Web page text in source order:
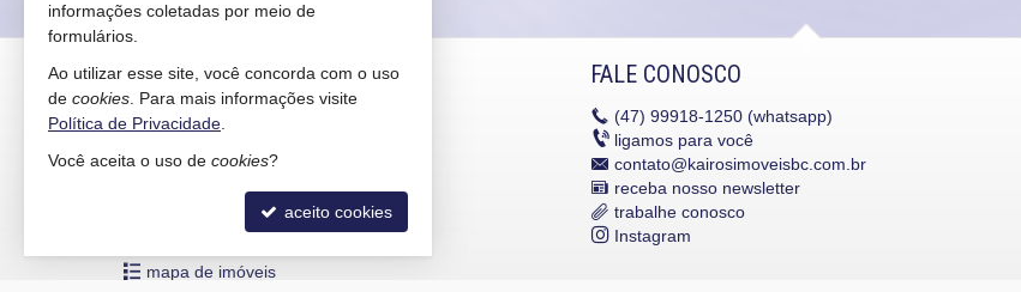
KAIRÓS IMÓVEIS
Rua 1121, 100
Balneário Camboriú /
mapa google
indicadores financeiros
mapa de imóveis
FALE CONOSCO
(47) 99918-1250 (whatsapp)
ligamos para você
contato@kairosimoveisbc.com.br
receba nosso newsletter
trabalhe conosco
Instagram
informações coletadas por meio de
formulários.
Ao utilizar esse site, você concorda com o uso
de cookies . Para mais informações visite
Política de Privacidade
Você aceita o uso de cookies?
aceito cookies